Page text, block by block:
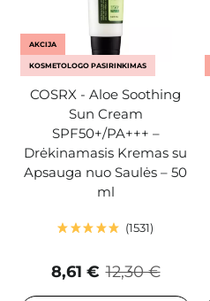
AKCIJA
KOSMETOLOGO PASIRINKIMAS
COSRX - Aloe Soothing
Sun Cream
SPF50+/PA+++ –
Drėkinamasis Kremas su
Apsauga nuo Saulės – 50
ml
1531
12,30 €
8,61 €